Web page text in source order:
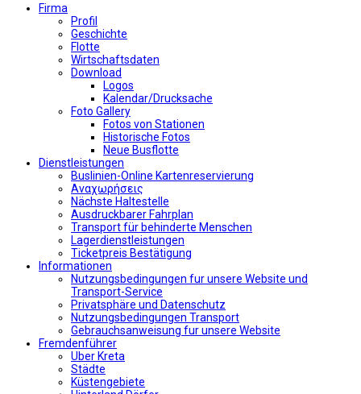
Firma
Profil
Geschichte
Flotte
Wirtschaftsdaten
Download
Logos
Kalendar/Drucksache
Foto Gallery
Fotos von Stationen
Historische Fotos
Neue Busflotte
Dienstleistungen
Buslinien-Online Kartenreservierung
Αναχωρήσεις
Nächste Haltestelle
Αusdruckbarer Fahrplan
Transport für behinderte Menschen
Lagerdienstleistungen
Ticketpreis Bestätigung
Informationen
Nutzungsbedingungen fur unsere Website und
Transport-Service
Privatsphäre und Datenschutz
Nutzungsbedingungen Transport
Gebrauchsanweisung fur unsere Website
Fremdenführer
Uber Kreta
Städte
Küstengebiete